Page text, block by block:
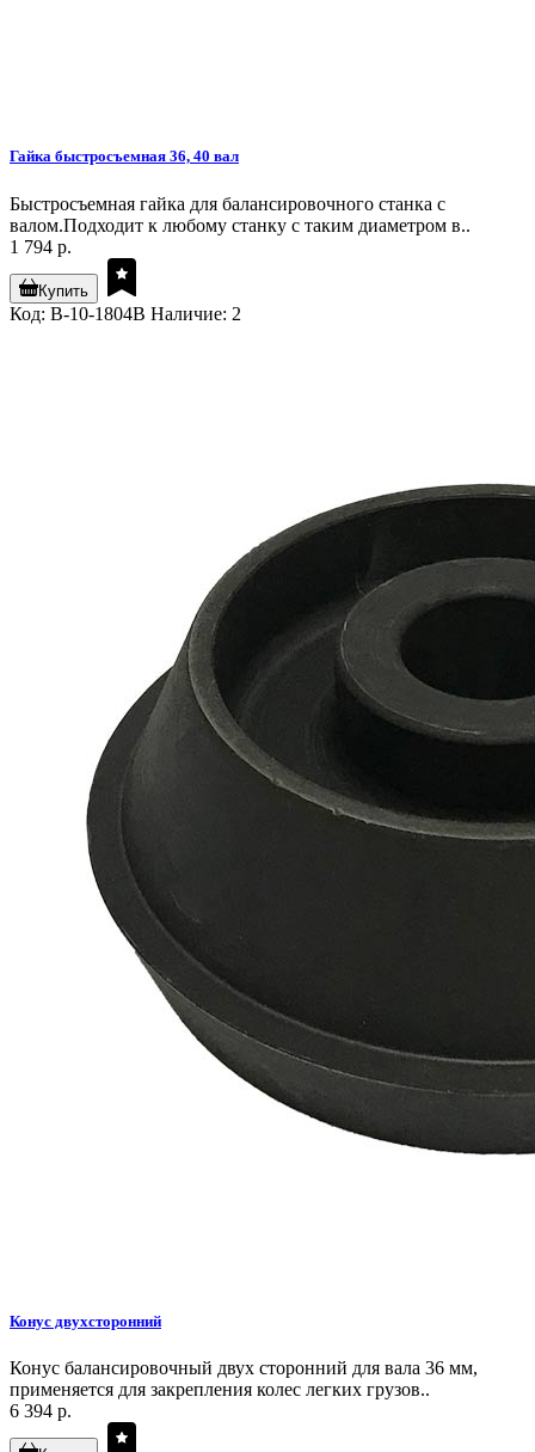
Гайка быстросъемная 36, 40 вал
Быстросъемная гайка для балансировочного станка с
валом.Подходит к любому станку с таким диаметром в..
1 794 р.
Купить
Код: B-10-1804B Наличие: 2
Конус двухсторонний
Конус балансировочный двух сторонний для вала 36 мм,
применяется для закрепления колес легких грузов..
6 394 р.